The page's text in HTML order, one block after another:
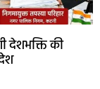
देशभक्ति की